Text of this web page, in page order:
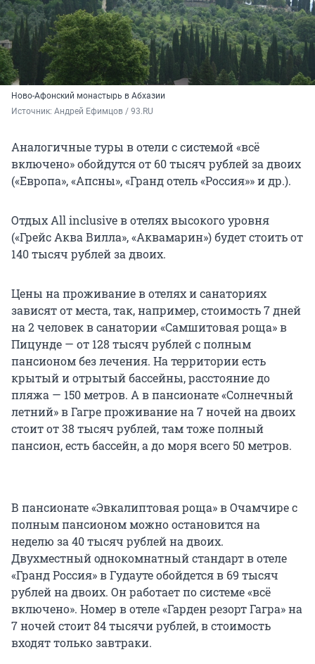
Ново-Афонский монастырь в Абхазии
Источник: Андрей Ефимцов / 93.RU
Аналогичные туры в отели с системой «всё
включено» обойдутся от 60 тысяч рублей за двоих
(«Европа», «Апсны», «Гранд отель «Россия»» и др.).
Отдых All inclusive в отелях высокого уровня
(«Грейс Аква Вилла», «Аквамарин») будет стоить от
140 тысяч рублей за двоих.
Цены на проживание в отелях и санаториях
зависят от места, так, например, cтоимость 7 дней
на 2 человек в санатории «Самшитовая роща» в
Пицунде — от 128 тысяч рублей с полным
пансионом без лечения. На территории есть
крытый и отрытый бассейны, расстояние до
пляжа — 150 метров. А в пансионате «Солнечный
летний» в Гагре проживание на 7 ночей на двоих
стоит от 38 тысяч рублей, там тоже полный
пансион, есть бассейн, а до моря всего 50 метров.
В пансионате «Эвкалиптовая роща» в Очамчире с
полным пансионом можно остановится на
неделю за 40 тысяч рублей на двоих.
Двухместный однокомнатный стандарт в отеле
«Гранд Россия» в Гудауте обойдется в 69 тысяч
рублей на двоих. Он работает по системе «всё
включено». Номер в отеле «Гарден резорт Гагра» на
7 ночей стоит 84 тысячи рублей, в стоимость
входят только завтраки.